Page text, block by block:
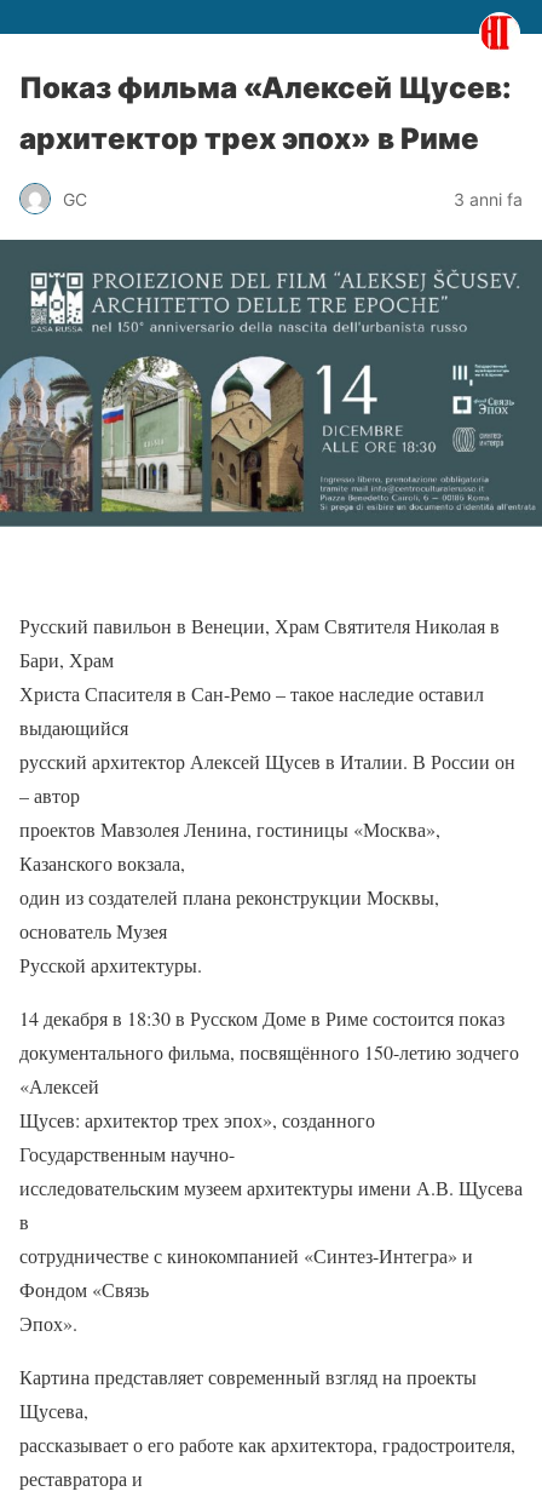
Показ фильма «Алексей Щусев:
архитектор трех эпох» в Риме
GC 3 anni fa
Русский павильон в Венеции, Храм Святителя Николая в
Бари, Храм
Христа Спасителя в Сан-Ремо – такое наследие оставил
выдающийся
русский архитектор Алексей Щусев в Италии. В России он
– автор
проектов Мавзолея Ленина, гостиницы «Москва»,
Казанского вокзала,
один из создателей плана реконструкции Москвы,
основатель Музея
Русской архитектуры.
14 декабря в 18:30 в Русском Доме в Риме состоится показ
документального фильма, посвящённого 150-летию зодчего
«Алексей
Щусев: архитектор трех эпох», созданного
Государственным научно-
исследовательским музеем архитектуры имени А.В. Щусева
в
сотрудничестве с кинокомпанией «Синтез-Интегра» и
Фондом «Связь
Эпох».
Картина представляет современный взгляд на проекты
Щусева,
рассказывает о его работе как архитектора, градостроителя,
реставратора и